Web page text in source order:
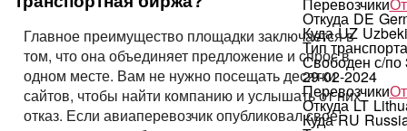
Откуда DE
Куда UZ
Тип транспорта
Свободен с/по
29-02-2024
Перевозчики
Откуда LT
Куда RU
Главное преимущество площадки заключается в
том, что она объединяет предложение и спрос в
одном месте. Вам не нужно посещать десятки
сайтов, чтобы найти компанию и услышать от них
отказ. Если авиаперевозчик опубликовал свое